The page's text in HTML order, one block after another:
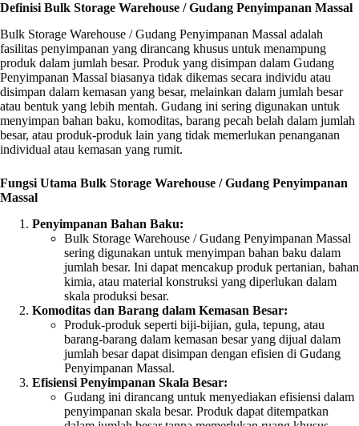
Definisi Bulk Storage Warehouse / Gudang Penyimpanan Massal
Bulk Storage Warehouse / Gudang Penyimpanan Massal adalah
fasilitas penyimpanan yang dirancang khusus untuk menampung
produk dalam jumlah besar. Produk yang disimpan dalam Gudang
Penyimpanan Massal biasanya tidak dikemas secara individu atau
disimpan dalam kemasan yang besar, melainkan dalam jumlah besar
atau bentuk yang lebih mentah. Gudang ini sering digunakan untuk
menyimpan bahan baku, komoditas, barang pecah belah dalam jumlah
besar, atau produk-produk lain yang tidak memerlukan penanganan
individual atau kemasan yang rumit.
Fungsi Utama Bulk Storage Warehouse / Gudang Penyimpanan
Massal
Penyimpanan Bahan Baku:
Bulk Storage Warehouse / Gudang Penyimpanan Massal
sering digunakan untuk menyimpan bahan baku dalam
jumlah besar. Ini dapat mencakup produk pertanian, bahan
kimia, atau material konstruksi yang diperlukan dalam
skala produksi besar.
Komoditas dan Barang dalam Kemasan Besar:
Produk-produk seperti biji-bijian, gula, tepung, atau
barang-barang dalam kemasan besar yang dijual dalam
jumlah besar dapat disimpan dengan efisien di Gudang
Penyimpanan Massal.
Efisiensi Penyimpanan Skala Besar:
Gudang ini dirancang untuk menyediakan efisiensi dalam
penyimpanan skala besar. Produk dapat ditempatkan